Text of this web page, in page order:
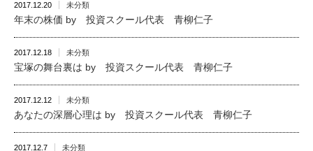
2017.12.20 未分類
年末の株価 by 投資スクール代表 青柳仁子
2017.12.18 未分類
宝塚の舞台裏は by 投資スクール代表 青柳仁子
2017.12.12 未分類
あなたの深層心理は by 投資スクール代表 青柳仁子
2017.12.7 未分類